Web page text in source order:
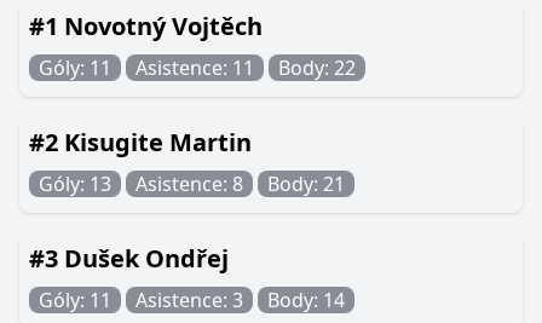
#1 Novotný Vojtěch
Góly: 11 Asistence: 11 Body: 22
#2 Kisugite Martin
Góly: 13 Asistence: 8 Body: 21
#3 Dušek Ondřej
Góly: 11 Asistence: 3 Body: 14